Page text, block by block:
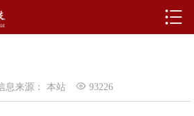
息来源： 本站 93226